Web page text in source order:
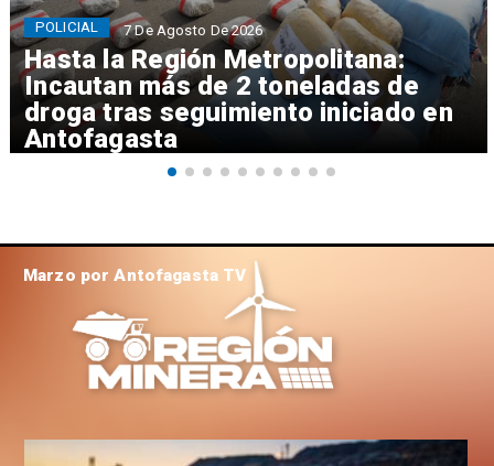
Hasta la Región Metropolitana:
Incautan más de 2 toneladas de
droga tras seguimiento iniciado en
Antofagasta
POLICIAL 7 De Agosto De 2026
Marzo por Antofagasta TV